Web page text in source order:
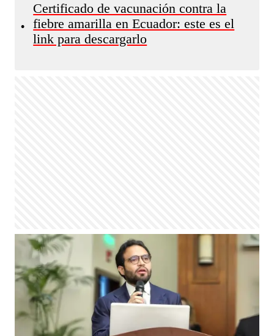
•
Certificado de vacunación contra la
fiebre amarilla en Ecuador: este es el
link para descargarlo